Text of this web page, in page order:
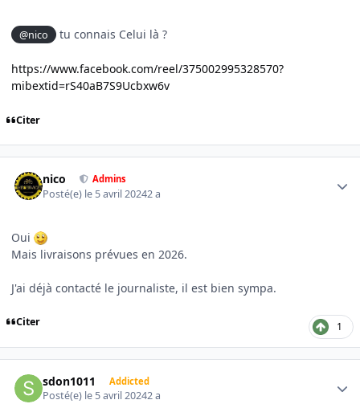
@nico tu connais Celui là ?
https://www.facebook.com/reel/375002995328570?
mibextid=rS40aB7S9Ucbxw6v
Citer
nico Admins
Posté(e) le 5 avril 20242 a
Oui
Mais livraisons prévues en 2026.
J'ai déjà contacté le journaliste, il est bien sympa.
Citer 1
sdon1011 Addicted
Posté(e) le 5 avril 20242 a